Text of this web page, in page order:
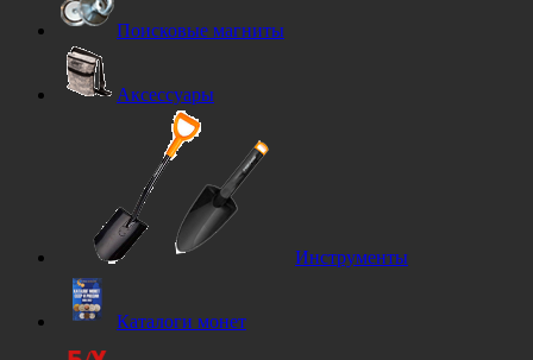
Поисковые магниты
Аксессуары
Инструменты
Каталоги монет